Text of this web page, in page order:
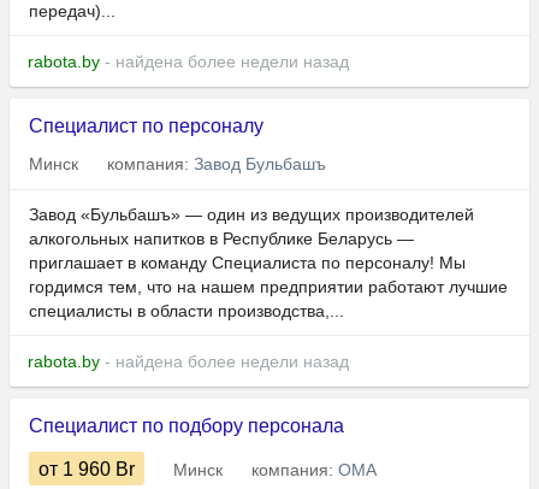
передач)...
rabota.by - найдена более недели назад
Специалист по персоналу
Минск компания: Завод Бульбашъ
Завод «Бульбашъ» — один из ведущих производителей
алкогольных напитков в Республике Беларусь —
приглашает в команду Специалиста по персоналу! Мы
гордимся тем, что на нашем предприятии работают лучшие
специалисты в области производства,...
rabota.by - найдена более недели назад
Специалист по подбору персонала
от 1 960 Br Минск компания: ОМА